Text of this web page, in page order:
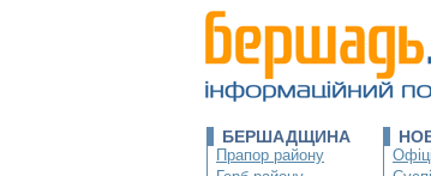
БЕРШАДЩИНА
Прапор району